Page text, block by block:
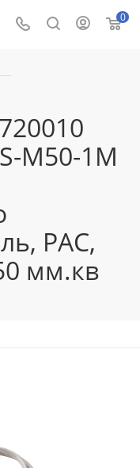
0
—
M50-1M
PAC,
мм.кв